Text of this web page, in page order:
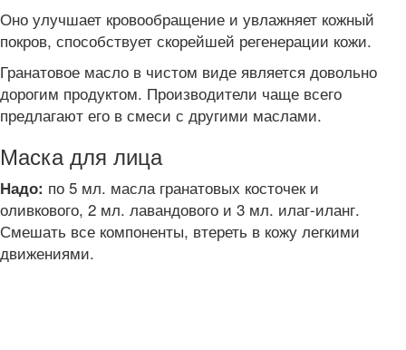
Оно улучшает кровообращение и увлажняет кожный
покров, способствует скорейшей регенерации кожи.
Гранатовое масло в чистом виде является довольно
дорогим продуктом. Производители чаще всего
предлагают его в смеси с другими маслами.
Маска для лица
Надо: по 5 мл. масла гранатовых косточек и
оливкового, 2 мл. лавандового и 3 мл. илаг-иланг.
Смешать все компоненты, втереть в кожу легкими
движениями.